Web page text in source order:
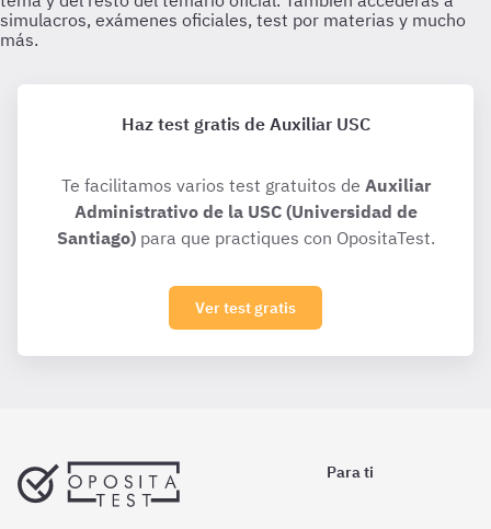
Haz test gratis de Auxiliar USC
Te facilitamos varios test gratuitos de Auxiliar
Administrativo de la USC (Universidad de
Santiago)para que practiques con OpositaTest.
Ver test gratis
Para ti